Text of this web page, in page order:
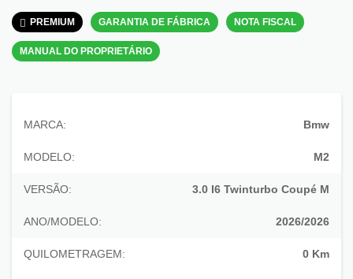
PREMIUM GARANTIA DE FÁBRICA NOTA FISCAL
MANUAL DO PROPRIETÁRIO
MARCA: Bmw
MODELO: M2
VERSÃO: 3.0 I6 Twinturbo Coupé M
ANO/MODELO: 2026/2026
QUILOMETRAGEM: 0 Km